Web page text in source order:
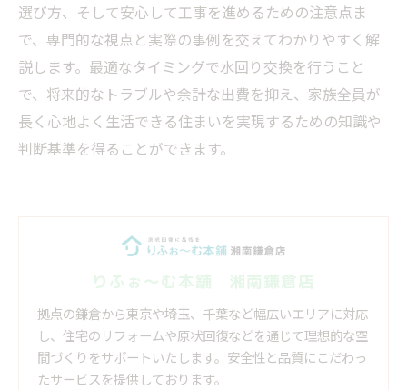
選び方、そして安心して工事を進めるための注意点ま
で、専門的な視点と実際の事例を交えてわかりやすく解
説します。最適なタイミングで水回り交換を行うこと
で、将来的なトラブルや余計な出費を抑え、家族全員が
長く心地よく生活できる住まいを実現するための知識や
判断基準を得ることができます。
りふぉ～む本舗 湘南鎌倉店
拠点の鎌倉から東京や埼玉、千葉など幅広いエリアに対応
し、住宅のリフォームや原状回復などを通じて理想的な空
間づくりをサポートいたします。安全性と品質にこだわっ
たサービスを提供しております。